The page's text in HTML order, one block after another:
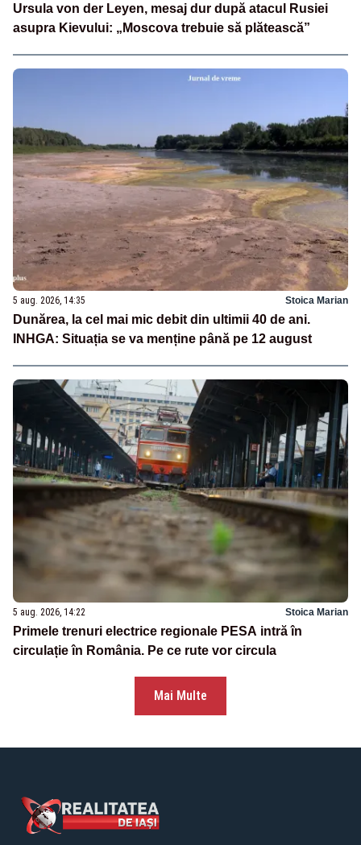
Ursula von der Leyen, mesaj dur după atacul Rusiei
asupra Kievului: „Moscova trebuie să plătească”
5 aug. 2026, 14:35 Stoica Marian
Dunărea, la cel mai mic debit din ultimii 40 de ani.
INHGA: Situația se va menține până pe 12 august
5 aug. 2026, 14:22 Stoica Marian
Primele trenuri electrice regionale PESA intră în
circulație în România. Pe ce rute vor circula
Mai Multe